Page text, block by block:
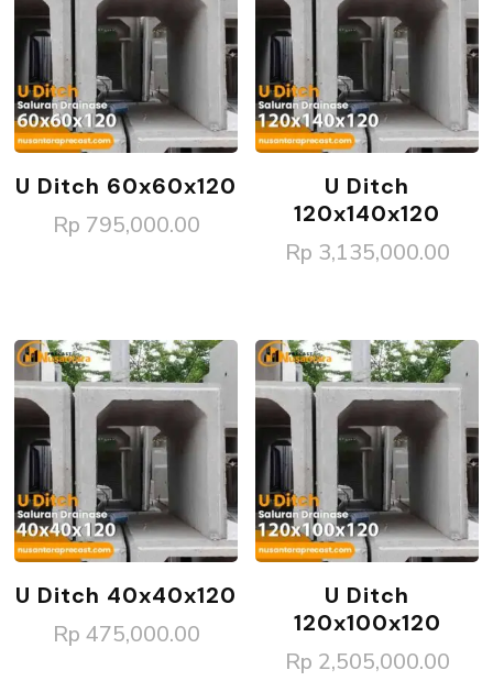
U Ditch 60x60x120
Rp 795,000.00
U Ditch
120x140x120
Rp 3,135,000.00
U Ditch 40x40x120
Rp 475,000.00
U Ditch
120x100x120
Rp 2,505,000.00